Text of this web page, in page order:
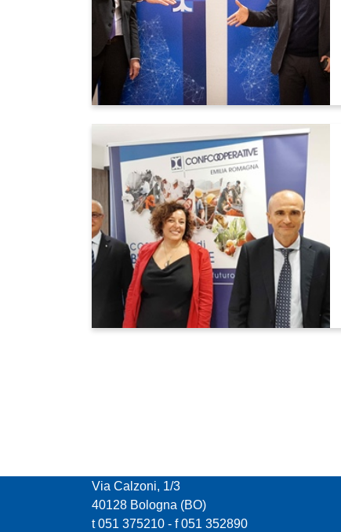
Via Calzoni, 1/3
40128 Bologna (BO)
t 051 375210 - f 051 352890